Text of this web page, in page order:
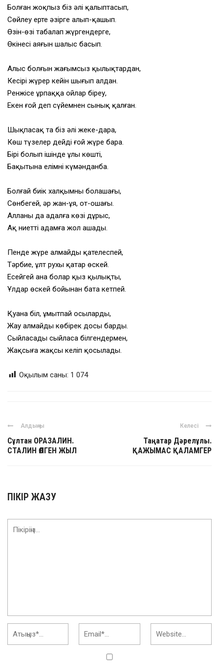
Болған жоқпыз біз әлі қалыптасып,
Сөйлеу ерте әзірге алып-қашып.
Өзін-өзі табалап жүргендерге,
Өкінесің аяғын шалыс басып.
Алыс болғын жағымсыз қылықтардан,
Кесірі жүрер кейін шығып алдан.
Ренжісе ұрпаққа ойлар біреу,
Екен ғой деп сүйемнен сынық қалған.
Шықпасақ та біз әлі жеке-дара,
Көш түзелер дейді ғой жүре бара.
Бірі болып ішінде ұлы көштің,
Бақытына елімнің күмәнданба.
Болғай биік халқымның болашағы,
Сөнбегей, әр жан-ұя, от-ошағы.
Алланың да адалға көзі дұрыс,
Ақ ниетті адамға жол ашады.
Пенде жүре алмайды қателеспей,
Тәрбие, ұлт рухы қатар өскей.
Есейгей ана болар қыз қылықты,
Ұлдар өскей бойынан бата кетпей.
Қуана біл, ұмытпай осыларды,
Жау алмайды көбірек досы барды.
Сыйласады сыйласа білгендермен,
Жақсыға жақсы келіп қосылады.
Оқылым саны: 1 074
Алдыңғы
Сұлтан ОРАЗАЛИН.
СТАЛИН ӨЛГЕН ЖЫЛ
Келесі
Таңатар Дәрелұлы.
ҚАЖЫМАС ҚАЛАМГЕР
ПІКІР ЖАЗУ